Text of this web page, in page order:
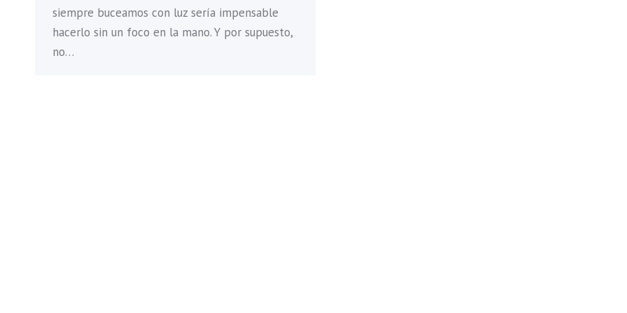
siempre buceamos con luz sería impensable
hacerlo sin un foco en la mano. Y por supuesto,
no…